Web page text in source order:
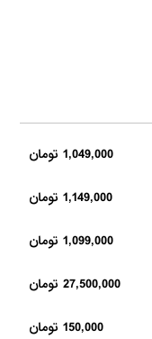
1,049,000 تومان
1,149,000 تومان
1,099,000 تومان
27,500,000 تومان
150,000 تومان